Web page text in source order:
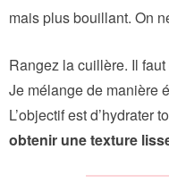
mais plus bouillant. On
Rangez la cuillère. Il
Je mélange de manière
L’objectif est d’hydrater
obtenir une texture